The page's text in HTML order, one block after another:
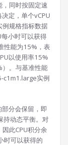
，同时按固定速
定，单个vCPU
例规格指标数据
小时可以获得
性能为15%，表
以使用率15%
。与基准性能
c1m1.large实例
分会保留，即
持动态平衡。对
此CPU积分余
时可以获得的